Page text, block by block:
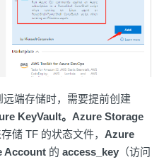
端存储时，需要提前创建
KeyVault。Azure Storage
储 TF 的状态文件， Azure
Account 的 access_key （访问